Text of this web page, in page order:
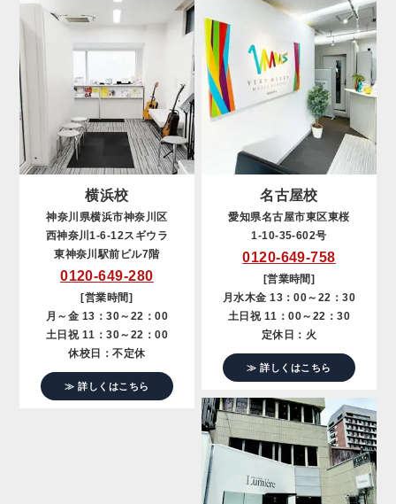
横浜校
神奈川県横浜市神奈川区
西神奈川1-6-12スギウラ
東神奈川駅前ビル7階
0120-649-280
[営業時間]
月～金 13：30～22：00
土日祝 11：30～22：00
休校日：不定休
≫ 詳しくはこちら
名古屋校
愛知県名古屋市東区東桜
1-10-35-602号
0120-649-758
[営業時間]
月水木金 13：00～22：30
土日祝 11：00～22：30
定休日：火
≫ 詳しくはこちら